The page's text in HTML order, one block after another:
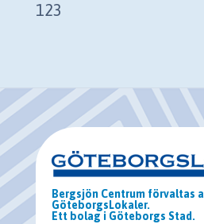
123
Bergsjön Centrum förvaltas
GöteborgsLokaler.
Ett bolag i Göteborgs Stad.